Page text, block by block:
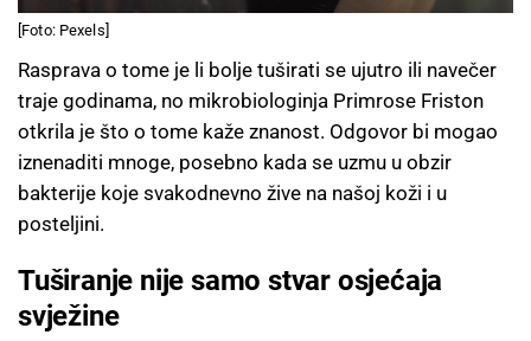
[Foto: Pexels]
Rasprava o tome je li bolje tuširati se ujutro ili navečer
traje godinama, no mikrobiologinja Primrose Friston
otkrila je što o tome kaže znanost. Odgovor bi mogao
iznenaditi mnoge, posebno kada se uzmu u obzir
bakterije koje svakodnevno žive na našoj koži i u
posteljini.
Tuširanje nije samo stvar osjećaja
svježine